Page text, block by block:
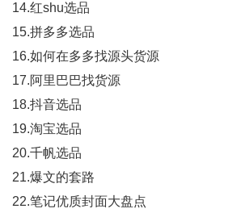
14.红shu选品
15.拼多多选品
16.如何在多多找源头货源
17.阿里巴巴找货源
18.抖音选品
19.淘宝选品
20.千帆选品
21.爆文的套路
22.笔记优质封面大盘点